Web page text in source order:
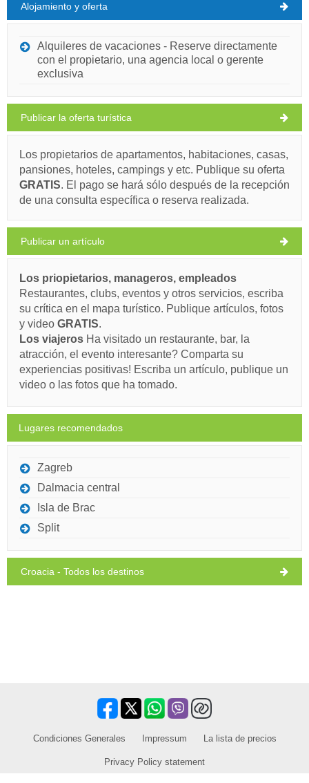
Arbanija Pronóstico del tiempo
VIERNES
Croacia Isla de Ciovo
33°C
Velocidad del viento: 3.70 km/h
8/8/26 35°C lluvia ligera
domingo,
9/8/26 29°C cielo claro
lunes,
10/8/26 32°C cielo claro
11/8/26
miércoles, 29°C cielo claro
Mapa turístico
Ivan Nane (Facebook page)
Address: Ulica Kralja Tomislava 5 Telefono+385(0) 98 497 010
Debe visitar(/) Visitar(/) Omita(/)
MUESTRE EN EL MAPA
Zen Beach Bar (Bar / Pub) Arbanija
Ivan Nane (Facebook page)
Address: Bana Jelačića 242
Alojamiento y oferta
Alquileres de vacaciones - Reserve directamente
con el propietario, una agencia local o gerente
exclusiva
Publicar la oferta turística
Los propietarios de apartamentos, habitaciones, casas,
pansiones, hoteles, campings y etc. Publique su oferta
GRATIS. El pago se hará sólo después de la recepción
de una consulta específica o reserva realizada.
Publicar un artículo
Los priopietarios, manageros, empleados
Restaurantes, clubs, eventos y otros servicios, escriba
su crítica en el mapa turístico. Publique artículos, fotos
y video GRATIS.
Los viajeros Ha visitado un restaurante, bar, la
atracción, el evento interesante? Comparta su
experiencias positivas! Escriba un artículo, publique un
video o las fotos que ha tomado.
Lugares recomendados
Zagreb
Dalmacia central
Isla de Brac
Split
Croacia - Todos los destinos
Condiciones Generales Impressum La lista de precios
Privacy Policy statement